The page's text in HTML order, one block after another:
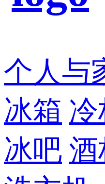
个人与
冰箱 冷
冰吧 酒